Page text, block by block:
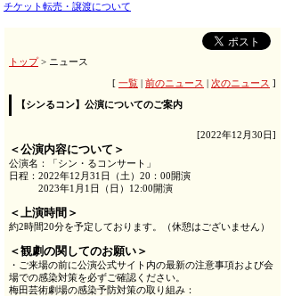
チケット転売・譲渡について
トップ> ニュース
[ 一覧 前のニュース 次のニュース ]
【シンるコン】公演についてのご案内
[2022年12月30日]
＜公演内容について＞
公演名：「シン・るコンサート」
日程：2022年12月31日（土）20：00開演
2023年1月1日（日）12:00開演
＜上演時間＞
約2時間20分を予定しております。（休憩はございません）
＜観劇の関してのお願い＞
・ご来場の前に公演公式サイト内の最新の注意事項および会
場での感染対策を必ずご確認ください。
梅田芸術劇場の感染予防対策の取り組み：